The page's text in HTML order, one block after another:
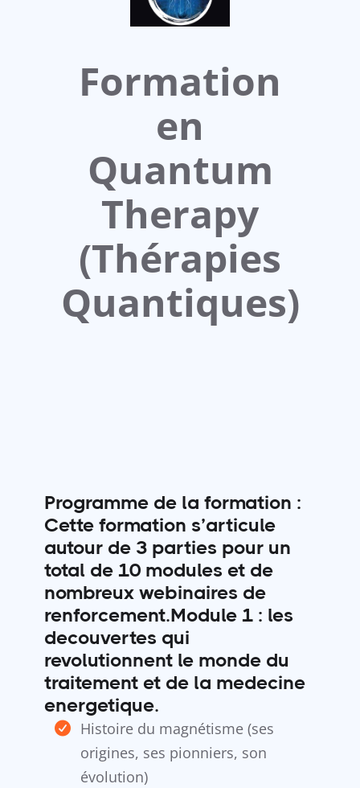
Formation
en
Quantum
Therapy
(Thérapies
Quantiques)
Programme de la formation :
​Cette formation s’articule
autour de 3 parties pour un
total de 10 modules et de
nombreux webinaires de
renforcement. ​Module 1 : les
decouvertes qui
revolutionnent le monde du
traitement et de la medecine
energetique.
Histoire du magnétisme (ses
origines, ses pionniers, son
évolution)